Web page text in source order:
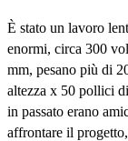
È stato un lavoro
enormi, circa 300
mm, pesano più di
altezza x 50 pollici
in passato erano
affrontare il